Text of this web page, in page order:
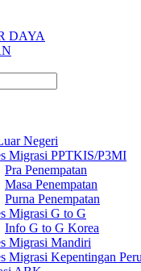
DAYA
Negeri
Migrasi PPTKIS/P3MI
Pra Penempatan
Masa Penempatan
Purna Penempatan
Migrasi G to G
Info G to G Korea
Migrasi Mandiri
Migrasi Kepentingan